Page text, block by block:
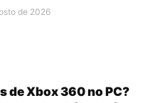
de 2026
de Xbox 360 no PC?